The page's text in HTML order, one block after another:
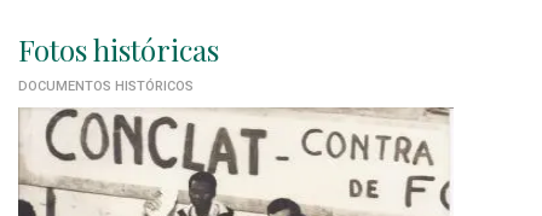
Fotos históricas
DOCUMENTOS HISTÓRICOS